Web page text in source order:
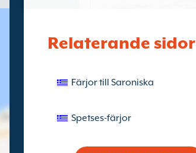
Relaterande sidor
Färjor till Saroniska
Spetses-färjor